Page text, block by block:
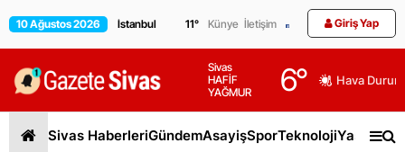
10 Ağustos 2026 11° Künye İletişim Giriş Yap
Sivas
HAFİF
YAĞMUR
6° Hava
Sivas HaberleriGündemAsayişSporTeknolojiYaşam